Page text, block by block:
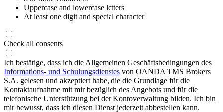
Uppercase and lowercase letters
At least one digit and special character
Check all consents
Ich bestätige, dass ich die Allgemeinen Geschäftsbedingungen des
Informations- und Schulungsdienstes von OANDA TMS Brokers
S.A. gelesen und akzeptiert habe, die die Grundlage für die
Kontaktaufnahme mit mir bezüglich des Angebots und für die
telefonische Unterstützung bei der Kontoverwaltung bilden. Ich bin
mir bewusst, dass ich diesen Dienst jederzeit abbestellen kann.